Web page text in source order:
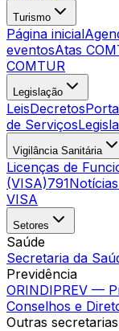
Turismo
Página inicial
eventosAtas
COMTUR
Legislação
LeisDecretos
de Serviços
Vigilância Sanitária
Licenças de
(VISA)791
VISA
Setores
Saúde
Secretaria da
Previdência
ORINDIPREV —
Conselhos e
Outras secretarias